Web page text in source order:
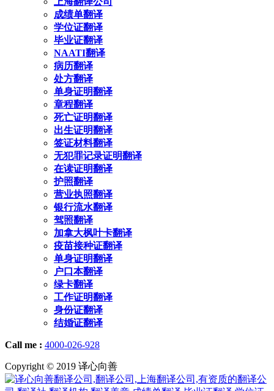
成绩单翻译
学位证翻译
毕业证翻译
NAATI翻译
病历翻译
处方翻译
单身证明翻译
章程翻译
死亡证明翻译
出生证明翻译
签证材料翻译
无犯罪记录证明翻译
在读证明翻译
护照翻译
营业执照翻译
银行流水翻译
驾照翻译
加拿大枫叶卡翻译
疫苗接种证翻译
单身证明翻译
户口本翻译
绿卡翻译
工作证明翻译
身份证翻译
结婚证翻译
Call me : 4000-026-928
Copyright © 2019 译心向善